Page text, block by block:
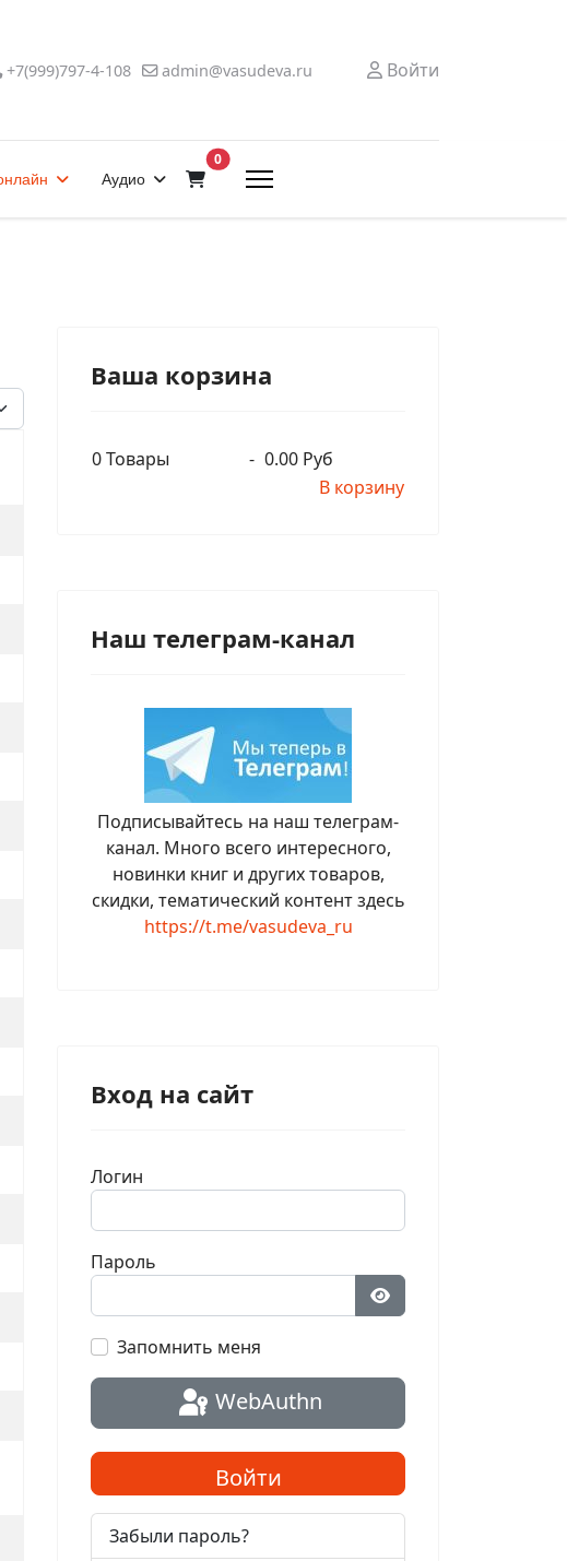
+7(999)797-4-108 admin@vasudeva.ru Войти
Аудио
0В корзину
Ваша корзина
0Товары - 0.00 Руб
В корзину
Наш телеграм-канал
Подписывайтесь на наш телеграм-
канал. Много всего интересного,
новинки книг и других товаров,
скидки, тематический контент здесь
https://t.me/vasudeva_ru
Вход на сайт
Логин
Пароль
Показать пароль
Запомнить меня
WebAuthn
Войти
Забыли пароль?